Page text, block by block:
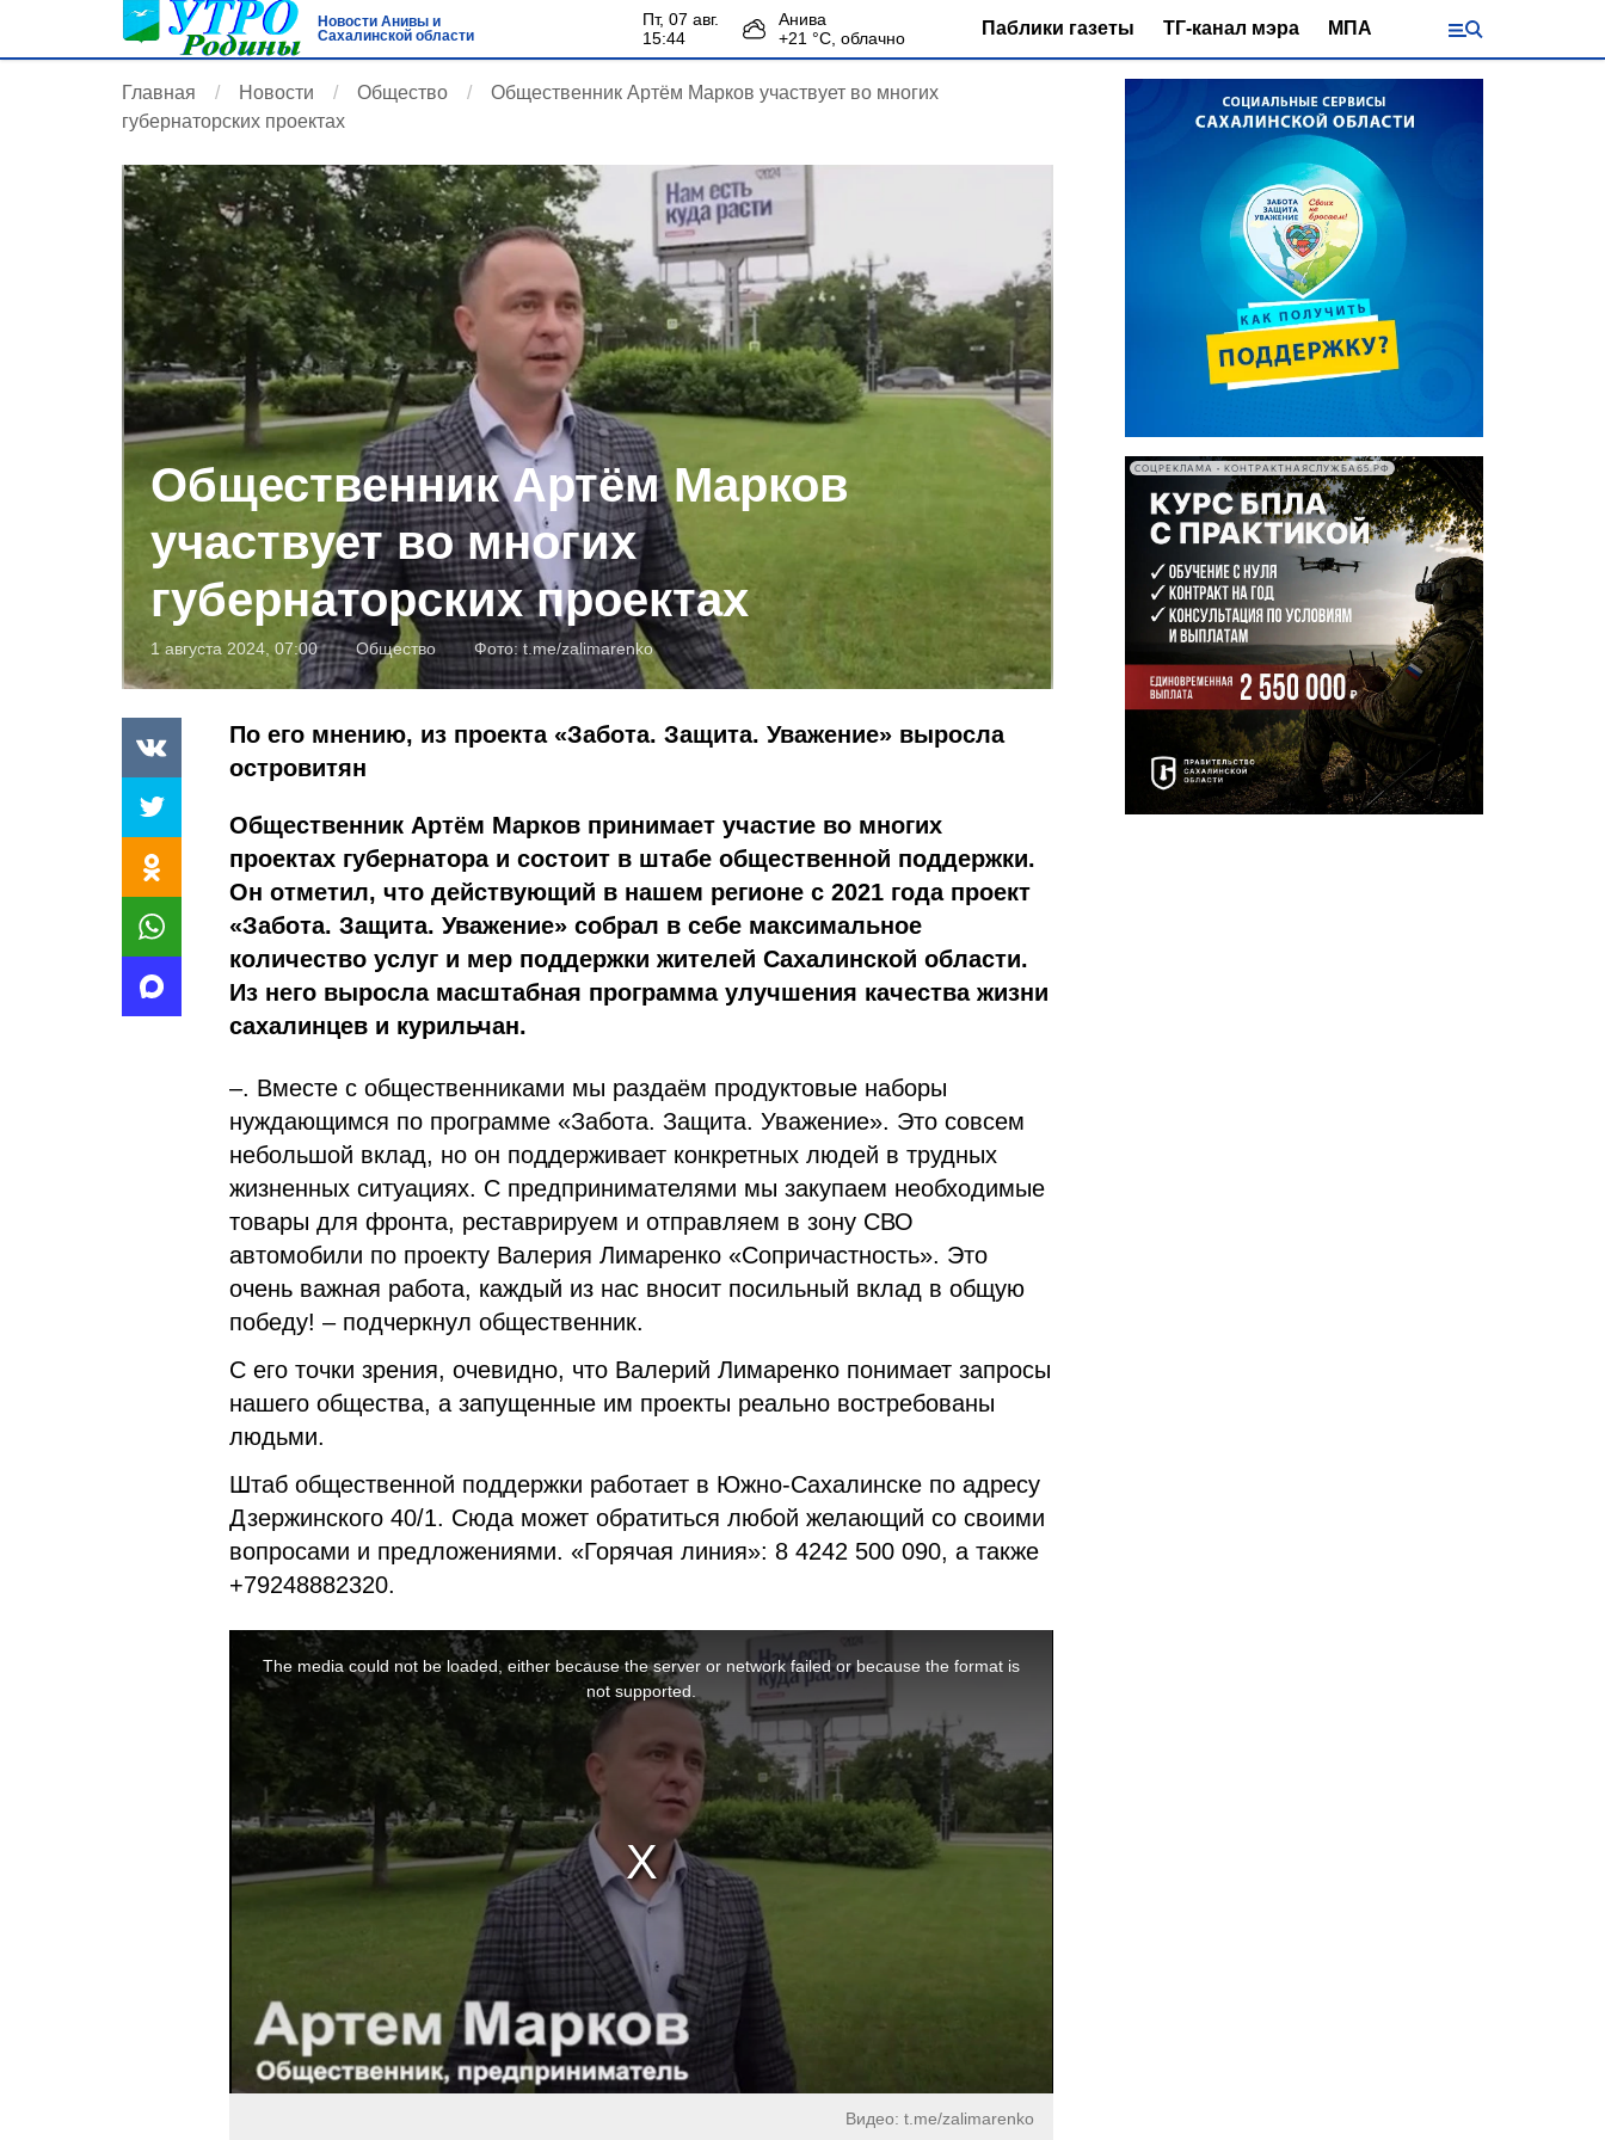
Новости Анивы и
Сахалинской области
пт, 07 авг.
15:44
Анива
+21 °С, облачно Паблики газеты ТГ-канал мэра МПА
Главная Новости Общество
Общественник Артём Марков участвует во многих
губернаторских проектах
Общественник Артём Марков
участвует во многих
губернаторских проектах
1 августа 2024, 07:00 Общество Фото: t.me/zalimarenko
По его мнению, из проекта «Забота. Защита. Уважение» выросла
островитян
Общественник Артём Марков принимает участие во многих
проектах губернатора и состоит в штабе общественной поддержки.
Он отметил, что действующий в нашем регионе с 2021 года проект
«Забота. Защита. Уважение» собрал в себе максимальное
количество услуг и мер поддержки жителей Сахалинской области.
Из него выросла масштабная программа улучшения качества жизни
сахалинцев и курильчан.
–. Вместе с общественниками мы раздаём продуктовые наборы
нуждающимся по программе «Забота. Защита. Уважение». Это совсем
небольшой вклад, но он поддерживает конкретных людей в трудных
жизненных ситуациях. С предпринимателями мы закупаем необходимые
товары для фронта, реставрируем и отправляем в зону СВО
автомобили по проекту Валерия Лимаренко «Сопричастность». Это
очень важная работа, каждый из нас вносит посильный вклад в общую
победу! – подчеркнул общественник.
С его точки зрения, очевидно, что Валерий Лимаренко понимает запросы
нашего общества, а запущенные им проекты реально востребованы
людьми.
Штаб общественной поддержки работает в Южно-Сахалинске по адресу
Дзержинского 40/1. Сюда может обратиться любой желающий со своими
вопросами и предложениями. «Горячая линия»: 8 4242 500 090, а также
+79248882320.
modal
window.
The media could not be loaded, either because the server or network failed or because the format is
not supported.
Видео: t.me/zalimarenko
СОЦРЕКЛАМА • КОНТРАКТНАЯСЛУЖБА65.РФ